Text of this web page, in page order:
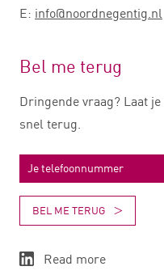
E: info@noordnegentig.nl
Bel me terug
Dringende vraag? Laat
snel terug.
BEL ME TERUG
Read more